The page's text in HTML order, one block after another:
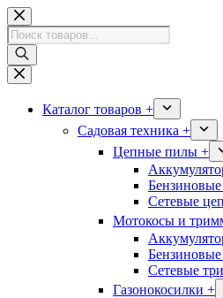
Перейти
к
сути
Поиск
товаров
Каталог товаров +
Садовая техника +
Цепные пилы +
Сетевые
Мотокосы и
Сетевые
Газонокосилки +